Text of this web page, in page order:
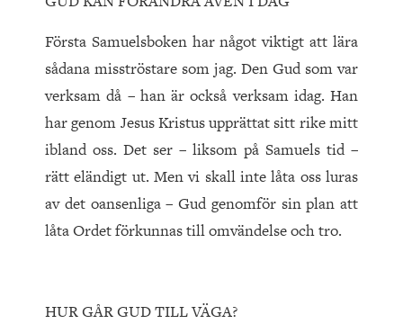
Första Samuelsboken har något viktigt att lära
sådana misströstare som jag. Den Gud som var
verksam då – han är också verksam idag. Han
har genom Jesus Kristus upprättat sitt rike mitt
ibland oss. Det ser – liksom på Samuels tid –
rätt eländigt ut. Men vi skall inte låta oss luras
av det oansenliga – Gud genomför sin plan att
låta Ordet förkunnas till omvändelse och tro.
HUR GÅR GUD TILL VÄGA?